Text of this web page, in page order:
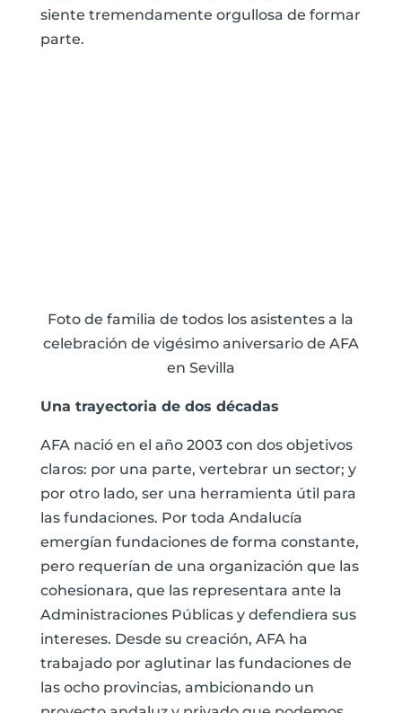
siente tremendamente orgullosa de formar
parte.
Foto de familia de todos los asistentes a la
celebración de vigésimo aniversario de AFA
en Sevilla
Una trayectoria de dos décadas
AFA nació en el año 2003 con dos objetivos
claros: por una parte, vertebrar un sector; y
por otro lado, ser una herramienta útil para
las fundaciones. Por toda Andalucía
emergían fundaciones de forma constante,
pero requerían de una organización que las
cohesionara, que las representara ante la
Administraciones Públicas y defendiera sus
intereses. Desde su creación, AFA ha
trabajado por aglutinar las fundaciones de
las ocho provincias, ambicionando un